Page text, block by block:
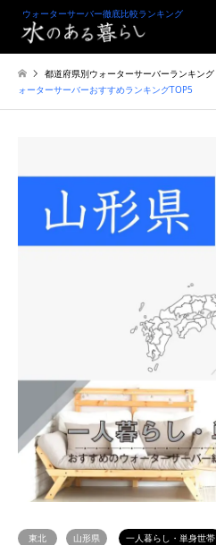
ウォーターサーバー徹底比較ランキング
都道府県別ウォーターサーバーランキング
ォーターサーバーおすすめランキングTOP5
東北 山形県
一人暮らし・単身世帯